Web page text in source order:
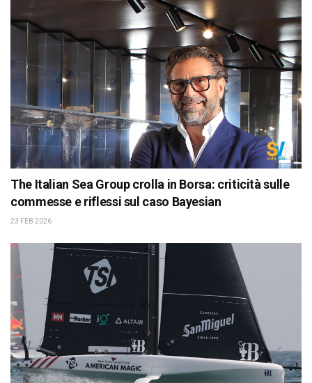
The Italian Sea Group crolla in Borsa: criticità sulle
commesse e riflessi sul caso Bayesian
23 FEB 2026